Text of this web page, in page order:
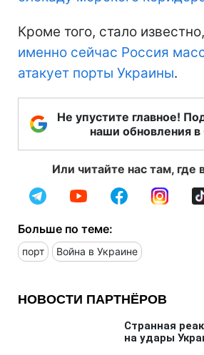
Кроме того, стало известно,
именно сейчас Россия
атакует порты Украины.
Не упустите главное!
наши обновления в
Или читайте нас там, где
Больше по теме:
порт Война в Украине